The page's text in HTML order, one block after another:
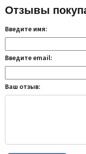
Отзывы
Введите имя:
Введите email:
Ваш отзыв: